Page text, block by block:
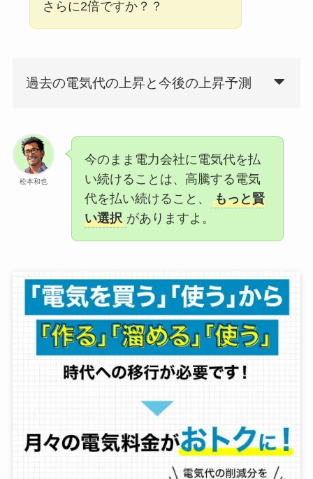
さらに2倍ですか？？
過去の電気代の上昇と今後の上昇予測
松本和也
今のまま電力会社に電気代を払
い続けることは、高騰する電気
代を払い続けること、
もっと賢
い選択 がありますよ。